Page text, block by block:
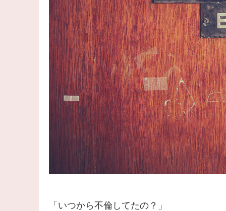
「いつから不倫してたの？」